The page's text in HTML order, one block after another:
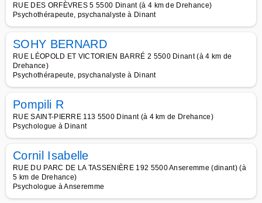
RUE DES ORFÈVRES 5 5500 Dinant (à 4 km de Drehance)
Psychothérapeute, psychanalyste à Dinant
SOHY BERNARD
RUE LÉOPOLD ET VICTORIEN BARRÉ 2 5500 Dinant (à 4 km de
Drehance)
Psychothérapeute, psychanalyste à Dinant
Pompili R
RUE SAINT-PIERRE 113 5500 Dinant (à 4 km de Drehance)
Psychologue à Dinant
Cornil Isabelle
RUE DU PARC DE LA TASSENIÈRE 192 5500 Anseremme (dinant) (à
5 km de Drehance)
Psychologue à Anseremme